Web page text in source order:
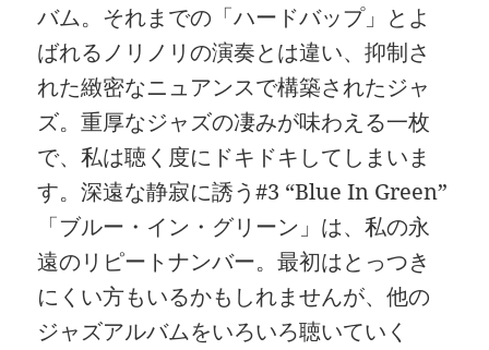
バム。それまでの「ハードバップ」とよ
ばれるノリノリの演奏とは違い、抑制さ
れた緻密なニュアンスで構築されたジャ
ズ。重厚なジャズの凄みが味わえる一枚
で、私は聴く度にドキドキしてしまいま
す。深遠な静寂に誘う#3 “Blue In Green”
「ブルー・イン・グリーン」は、私の永
遠のリピートナンバー。最初はとっつき
にくい方もいるかもしれませんが、他の
ジャズアルバムをいろいろ聴いていく